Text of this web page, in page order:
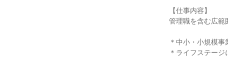
【仕事内容】
管理職を含む広範
＊中小・小規模
＊ライフステー